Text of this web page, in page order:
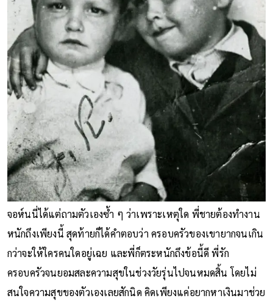
จอห์นนี่ได้แต่ถามตัวเองซ้ำ ๆ ว่าเพราะเหตุใด พี่ชายต้องทำงาน
หนักถึงเพียงนี้ สุดท้ายก็ได้คำตอบว่า ครอบครัวของเขายากจนเกิน
กว่าจะให้ใครคนใดอยู่เฉย และพี่ก็ตระหนักถึงข้อนี้ดี พี่รัก
ครอบครัวจนยอมสละความสุขในช่วงวัยรุ่นไปจนหมดสิ้น โดยไม่